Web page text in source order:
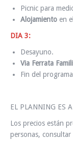
Picnic para
Alojamiento en
DIA 3:
Desayuno.
Via Ferrata
Fin del
EL PLANNING ES
Los precios están
personas, consultar